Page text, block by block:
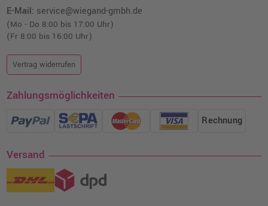
E-Mail: service@wiegand-gmbh.de
(Mo - Do 8:00 bis 17:00 Uhr)
(Fr 8:00 bis 16:00 Uhr)
Vertrag widerrufen
Zahlungsmöglichkeiten
Rechnung
Versand